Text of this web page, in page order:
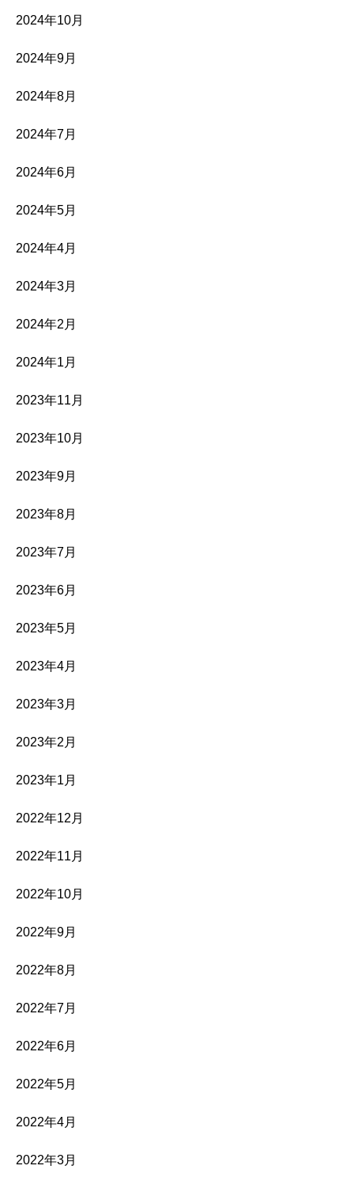
2024年10月
2024年9月
2024年8月
2024年7月
2024年6月
2024年5月
2024年4月
2024年3月
2024年2月
2024年1月
2023年11月
2023年10月
2023年9月
2023年8月
2023年7月
2023年6月
2023年5月
2023年4月
2023年3月
2023年2月
2023年1月
2022年12月
2022年11月
2022年10月
2022年9月
2022年8月
2022年7月
2022年6月
2022年5月
2022年4月
2022年3月